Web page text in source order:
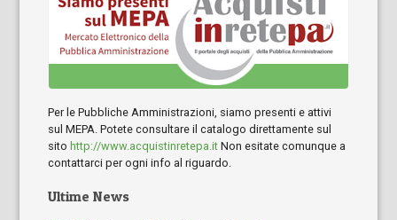
Per le Pubbliche Amministrazioni, siamo presenti e attivi
sul MEPA. Potete consultare il catalogo direttamente sul
sito http://www.acquistinretepa.it Non esitate comunque a
contattarci per ogni info al riguardo.
Ultime News